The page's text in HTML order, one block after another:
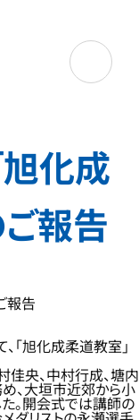
化成
報告
報告
「旭化成柔道教室」
央、中村行成、塘内
、大垣市近郊から小
。開会式では講師の